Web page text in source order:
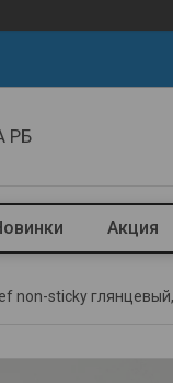
РБ
Акция
non-sticky